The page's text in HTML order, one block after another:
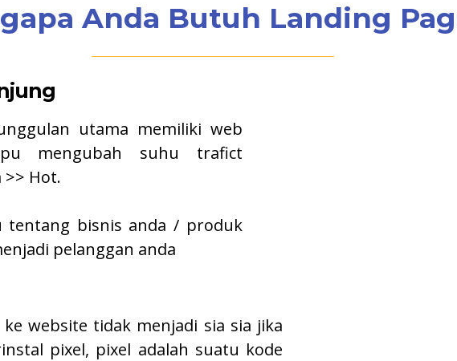
Anda Butuh Landing
utama memiliki web
mengubah suhu trafict
Hot.
tentang bisnis anda / produk
pelanggan anda
website tidak menjadi sia sia jika
pixel, pixel adalah suatu kode